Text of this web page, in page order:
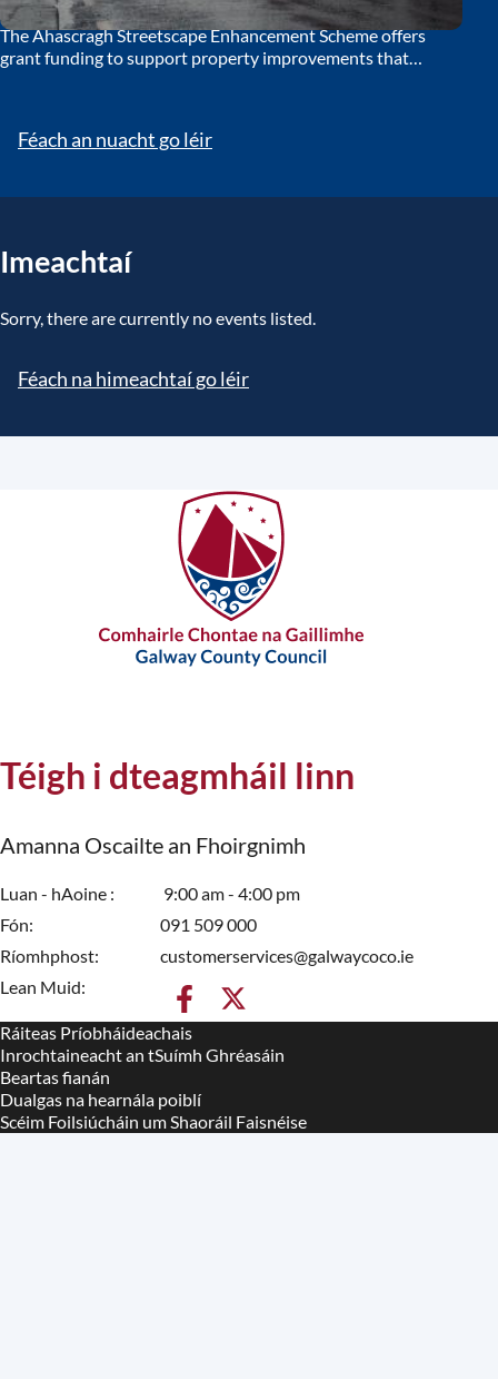
The Ahascragh Streetscape Enhancement Scheme offers
grant funding to support property improvements that
Féach an nuacht go léir
Imeachtaí
Sorry, there are currently no events listed.
Féach na himeachtaí go léir
Téigh i dteagmháil linn
Amanna Oscailte an Fhoirgnimh
Luan - hAoine
9:00 am - 4:00 pm
Fón
091 509 000
Ríomhphost
customerservices@galwaycoco.ie
Lean Muid:
Housekeeping
Ráiteas Príobháideachais
Inrochtaineacht an tSuímh Ghréasáin
Beartas fianán
Dualgas na hearnála poiblí
Scéim Foilsiúcháin um Shaoráil Faisnéise